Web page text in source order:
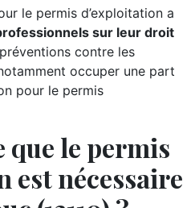
le permis d’exploitation a
sur leur droit
contre les
occuper une part
pour le permis
que le permis
est nécessaire